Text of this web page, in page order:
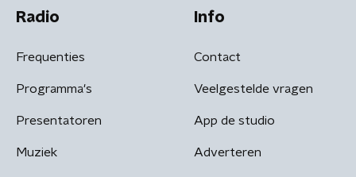
Radio
Frequenties
Programma's
Presentatoren
Muziek
Info
Contact
Veelgestelde vragen
App de studio
Adverteren